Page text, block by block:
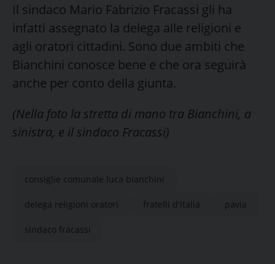
Il sindaco Mario Fabrizio Fracassi gli ha
infatti assegnato la delega alle religioni e
agli oratori cittadini. Sono due ambiti che
Bianchini conosce bene e che ora seguirà
anche per conto della giunta.
(Nella foto la stretta di mano tra Bianchini, a
sinistra, e il sindaco Fracassi)
consiglie comunale luca bianchini
delega religioni oratori fratelli d'italia pavia
sindaco fracassi